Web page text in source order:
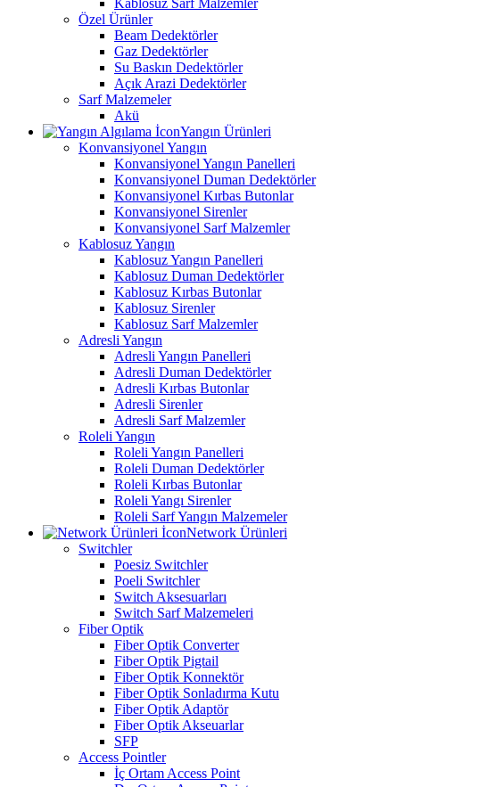
Kablosuz Sarf Malzemler
Özel Ürünler
Beam Dedektörler
Gaz Dedektörler
Su Baskın Dedektörler
Açık Arazi Dedektörler
Sarf Malzemeler
Akü
Yangın Ürünleri
Konvansiyonel Yangın
Konvansiyonel Yangın Panelleri
Konvansiyonel Duman Dedektörler
Konvansiyonel Kırbas Butonlar
Konvansiyonel Sirenler
Konvansiyonel Sarf Malzemler
Kablosuz Yangın
Kablosuz Yangın Panelleri
Kablosuz Duman Dedektörler
Kablosuz Kırbas Butonlar
Kablosuz Sirenler
Kablosuz Sarf Malzemler
Adresli Yangın
Adresli Yangın Panelleri
Adresli Duman Dedektörler
Adresli Kırbas Butonlar
Adresli Sirenler
Adresli Sarf Malzemler
Roleli Yangın
Roleli Yangın Panelleri
Roleli Duman Dedektörler
Roleli Kırbas Butonlar
Roleli Yangı Sirenler
Roleli Sarf Yangın Malzemeler
Network Ürünleri
Switchler
Poesiz Switchler
Poeli Switchler
Switch Aksesuarları
Switch Sarf Malzemeleri
Fiber Optik
Fiber Optik Converter
Fiber Optik Pigtail
Fiber Optik Konnektör
Fiber Optik Sonladırma Kutu
Fiber Optik Adaptör
Fiber Optik Akseuarlar
SFP
Access Pointler
İç Ortam Access Point